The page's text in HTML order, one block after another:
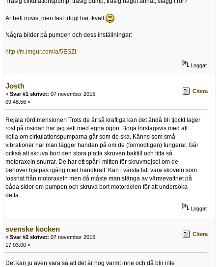
Är helt novis, men läst idogt här ikväll
Några bilder på pumpen och dess inställningar:
http://m.imgur.com/a/5ESZt
Loggat
Josth
« Svar #1 skrivet: 07 november 2015,
09:48:56 »
Citera
Rejäla rördimensioner! Trots de är så kraftiga kan det ändå bli tjockt lager
rost på insidan har jag sett med egna ögon. Börja förslagsvis med att
kolla om cirkulationspumparna går som de ska. Känns som små
vibrationer när man lägger handen på om de (förmodligen) fungerar. Går
också att skruva bort den stora platta skruven baktill och titta så
motoraxeln snurrar. De har ett spår i mitten för skruvmejsel om de
behöver hjälpas igång med handkraft. Kan i värsta fall vara skoveln som
lossnat från motoraxeln men då måste man stänga av värmevattnet på
båda sidor om pumpen och skruva bort motordelen för att undersöka
detta.
Loggat
svenske kocken
« Svar #2 skrivet: 07 november 2015,
17:03:00 »
Citera
Det kan ju även vara så att det är nog varmt inne och då blir inte